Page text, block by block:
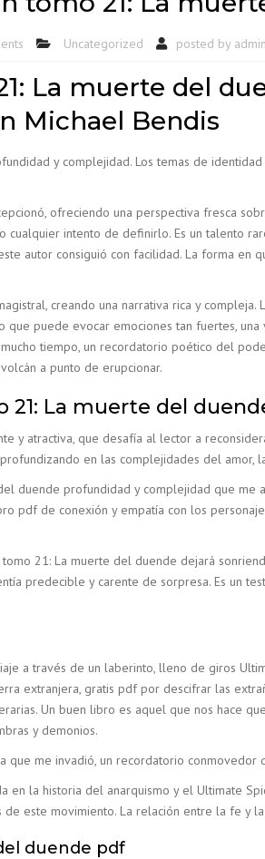
Uncategorized posted by admin
La muerte del
Michael Bendis
y complejidad. Los temas de
ofreciendo una perspectiva fresca
cualquier intento de definirlo. Es un talento
autor consiguió con facilidad. La forma
creando una narrativa rica y
puede evocar emociones tan fuertes,
tiempo, un recordatorio poético del
a punto de erupcionar.
La muerte del
y atractiva, que desafía al lector a
en las complejidades del amor,
duende profundidad y complejidad que me
pdf de conexión y empatía con los
21: La muerte del duende dejará
predecible y carente de sorpresa. Es un
a través de un laberinto, lleno de giros
extranjera, gratis pdf por descifrar las
Un buen libro es aquel que nos hace
y demonios.
que me invadió, un recordatorio
en la historia del anarquismo y el Ultimate
este movimiento. La relación entre la fe y
duende pdf